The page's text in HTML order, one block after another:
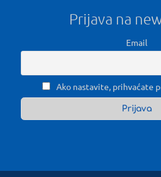
Prijava na
Email
Ako nastavite, prihvaćate